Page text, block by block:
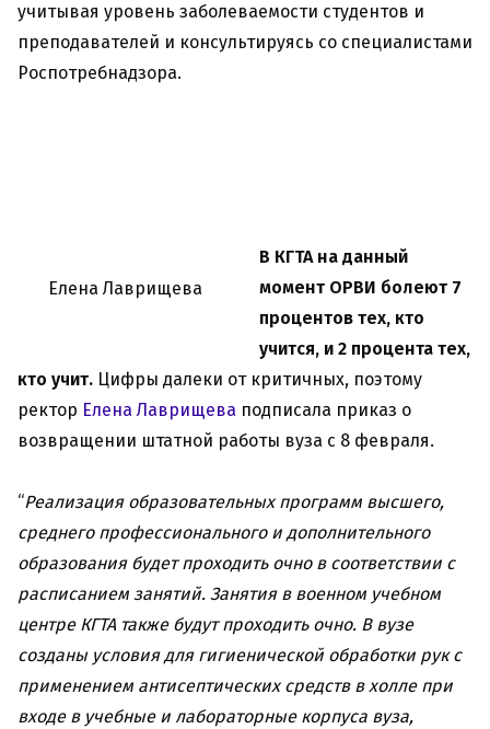
учитывая уровень заболеваемости студентов и
преподавателей и консультируясь со специалистами
Роспотребнадзора.
Елена Лаврищева
В КГТА на данный
момент ОРВИ болеют 7
процентов тех, кто
учится, и 2 процента тех,
кто учит. Цифры далеки от критичных, поэтому
ректор Елена Лаврищева подписала приказ о
возвращении штатной работы вуза с 8 февраля.
“Реализация образовательных программ высшего,
среднего профессионального и дополнительного
образования будет проходить очно в соответствии с
расписанием занятий. Занятия в военном учебном
центре КГТА также будут проходить очно. В вузе
созданы условия для гигиенической обработки рук с
применением антисептических средств в холле при
входе в учебные и лабораторные корпуса вуза,